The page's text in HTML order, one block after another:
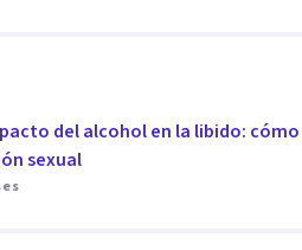
con mis pacientes,
del alcohol en la libido:
sexual